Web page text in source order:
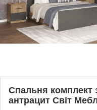
Спальня комплект
антрацит Світ